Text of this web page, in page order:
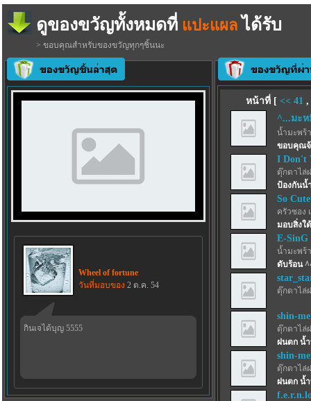
ดูของขวัญทั้งหมดที่ แปะแผล ได้รับ
> ขอบคุณสำหรับของขวัญทุกๆชิ้นนะ
Wheel of fortune
วันที่มอบของ 2 ต.ค. 54
กินเจได้บุญ 5555
หน้าที่ [ << 41 ,
^...มะ
น้ำมะพร้
ขอบคุณ
I Don't
ตุ๊กตาไล่
ป้องกันน้
So
ครัวซอง
มอบสิ่งใ
E-SinG
น้ำมะพร้
ดับร้อน
ตุ๊กตาไล่
shin-
ตุ๊กตาไล่
ฝนตก น้
shin-
ตุ๊กตาไล่
ฝนตก น้